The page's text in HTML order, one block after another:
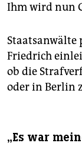
Ihm wird nun
Staatsanwälte
Friedrich
ob die
oder in Berlin
„Es war